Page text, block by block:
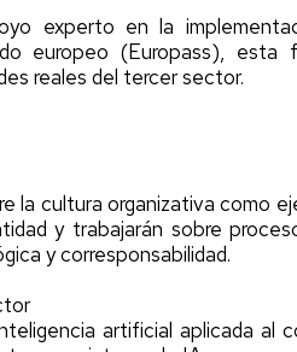
experto en la
europeo (Europass), esta
reales del tercer sector.
la cultura organizativa como
y trabajarán sobre
y corresponsabilidad.
artificial aplicada al